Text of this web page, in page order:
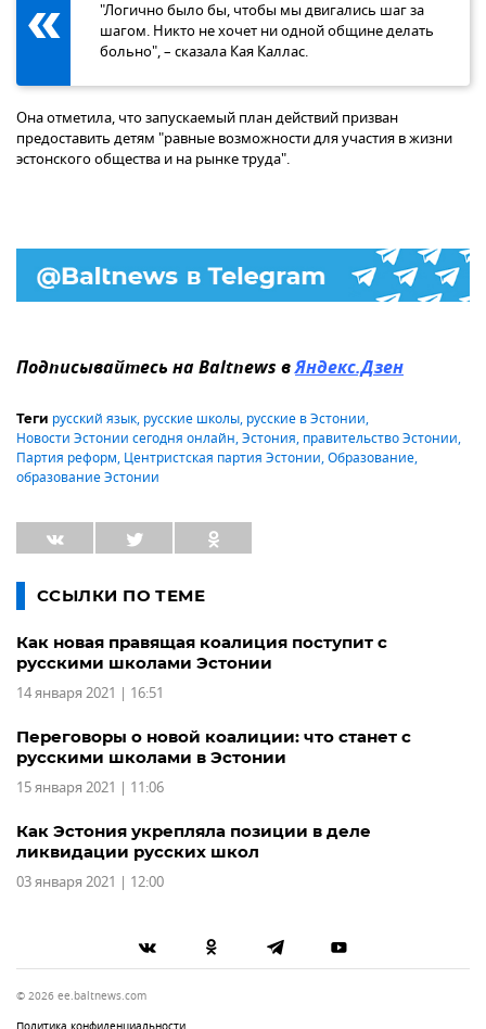
"Логично было бы, чтобы мы двигались шаг за
шагом. Никто не хочет ни одной общине делать
больно", – сказала Кая Каллас.
Она отметила, что запускаемый план действий призван
предоставить детям "равные возможности для участия в жизни
эстонского общества и на рынке труда".
Подписывайтесь на Baltnews вЯндекс.Дзен
Теги русский язык, русские школы, русские в Эстонии,
Новости Эстонии сегодня онлайн,Эстония, правительство Эстонии,
Партия реформ, Центристская партия Эстонии,Образование,
образование Эстонии
ССЫЛКИ ПО ТЕМЕ
Как новая правящая коалиция поступит с
русскими школами Эстонии
14 января 2021 | 16:51
Переговоры о новой коалиции: что станет с
русскими школами в Эстонии
15 января 2021 | 11:06
Как Эстония укрепляла позиции в деле
ликвидации русских школ
03 января 2021 | 12:00
© 2026 ee.baltnews.com